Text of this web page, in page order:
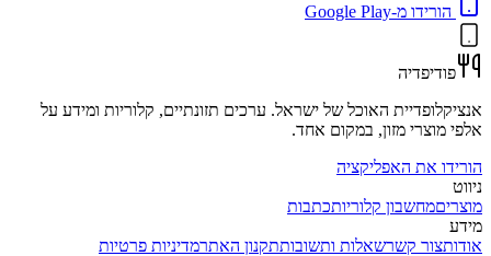
הורידו מ-Google Play
פודיפדיה
אנציקלופדיית האוכל של ישראל. ערכים תזונתיים, קלוריות ומידע על
אלפי מוצרי מזון, במקום אחד.
הורידו את האפליקציה
ניווט
מוצריםמחשבון קלוריותכתבות
מידע
אודותצור קשרשאלות ותשובותתקנון האתרמדיניות פרטיות